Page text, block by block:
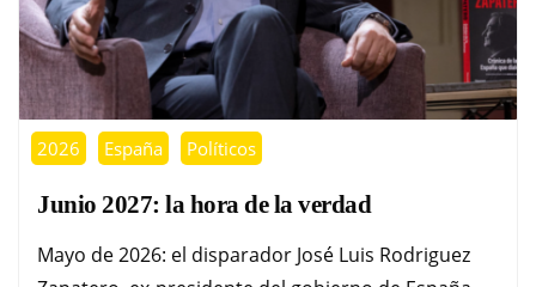
2026 España Políticos
Junio 2027: la hora de la verdad
Mayo de 2026: el disparador José Luis Rodriguez